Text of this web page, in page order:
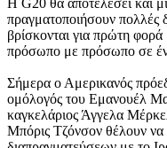
πραγματοποιήσουν πολλές
βρίσκονται για πρώτη
πρόσωπο με πρόσωπο σε
Σήμερα ο Αμερικανός
ομόλογός του Εμανουέλ
καγκελάριος Άγγελα
Μπόρις Τζόνσον θέλουν